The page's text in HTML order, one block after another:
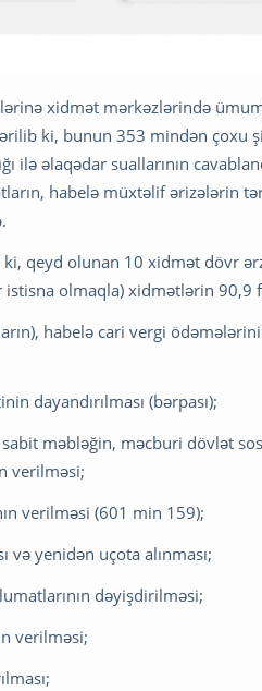
xidmət mərkəzlərində
ki, bunun 353 mindən çoxu
ilə əlaqədar suallarının
habelə müxtəlif ərizələrin
qeyd olunan 10 xidmət dövr
istisna olmaqla) xidmətlərin 90,9
habelə cari vergi
dayandırılması (bərpası);
məbləğin, məcburi dövlət
verilməsi;
verilməsi (601 min 159);
və yenidən uçota alınması;
dəyişdirilməsi;
verilməsi;